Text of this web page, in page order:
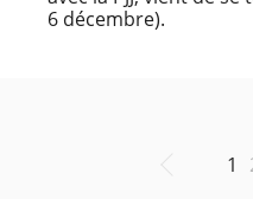
6 décembre).
1